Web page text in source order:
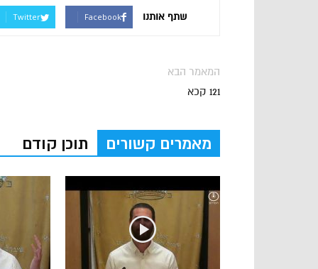
שתף אותנו Facebook
Twitter
המאמר הבא
121 קכא
מאמרים קשורים תוכן קודם